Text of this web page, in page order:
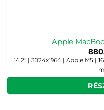
Apple
14,2" | 3024x1964 | Apple M5 |